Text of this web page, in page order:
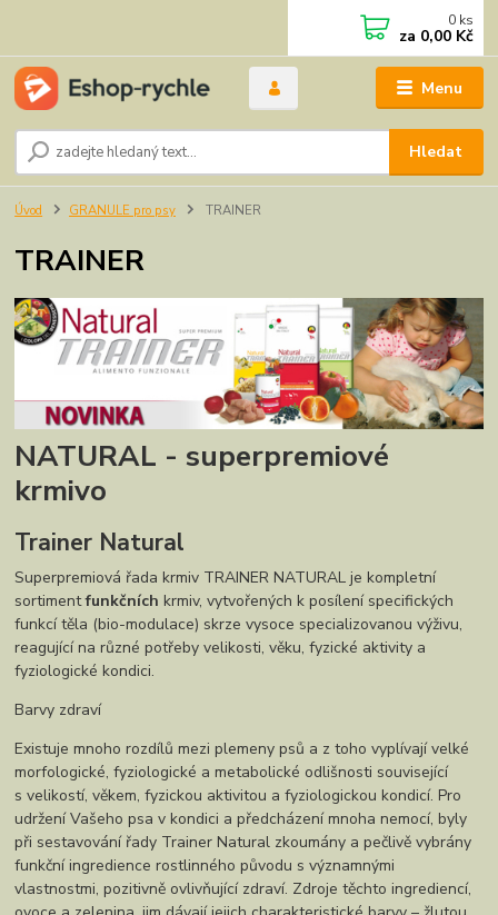
Menu
Hledat
0 ks
za 0,00 Kč
Úvod GRANULE pro psy TRAINER
TRAINER
NATURAL - superpremiové
krmivo
Trainer Natural
Superpremiová řada krmiv TRAINER NATURAL je kompletní
sortimentfunkčních krmiv, vytvořených k posílení specifických
funkcí těla (bio-modulace) skrze vysoce specializovanou výživu,
reagující na různé potřeby velikosti, věku, fyzické aktivity a
fyziologické kondici.
Barvy zdraví
Existuje mnoho rozdílů mezi plemeny psů a z toho vyplívají velké
morfologické, fyziologické a metabolické odlišnosti související
s velikostí, věkem, fyzickou aktivitou a fyziologickou kondicí. Pro
udržení Vašeho psa v kondici a předcházení mnoha nemocí, byly
při sestavování řady Trainer Natural zkoumány a pečlivě vybrány
funkční ingredience rostlinného původu s významnými
vlastnostmi, pozitivně ovlivňující zdraví. Zdroje těchto ingrediencí,